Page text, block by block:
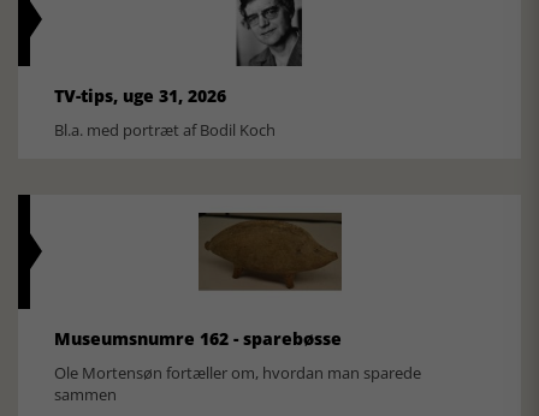
TV-tips, uge 31, 2026
Bl.a. med portræt af Bodil Koch
Museumsnumre 162 - sparebøsse
Ole Mortensøn fortæller om, hvordan man sparede
sammen